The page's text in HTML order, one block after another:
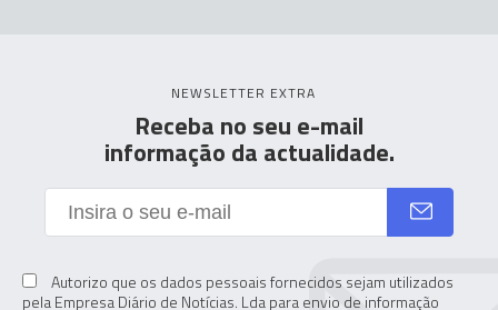
NEWSLETTER EXTRA
Receba no seu e-mail
informação da actualidade.
Autorizo que os dados pessoais fornecidos sejam utilizados
pela Empresa Diário de Notícias. Lda para envio de informação